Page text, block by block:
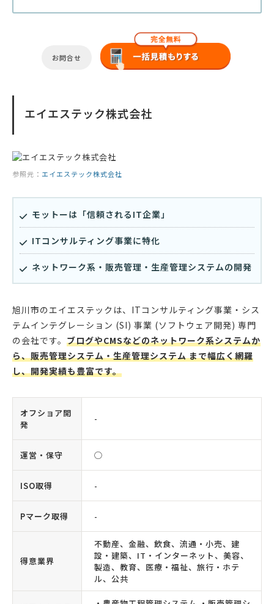
お問合せ
エイエステック株式会社
参照元： エイエステック株式会社
モットーは「信頼されるIT企業」
ITコンサルティング事業に特化
ネットワーク系・販売管理・生産管理システムの開発
旭川市のエイエステックは、ITコンサルティング事業・シス
テムインテグレーション (SI) 事業 (ソフトウェア開発) 専門
の会社です。 ブログやCMSなどのネットワーク系システムか
ら、販売管理システム・生産管理システム まで幅広く網羅
し、開発実績も豊富です。
オフショア開
発
-
運営・保守 ◯
ISO取得 -
Pマーク取得 -
得意業界
不動産、金融、飲食、流通・小売、建
設・建築、IT・インターネット、美容、
製造、教育、医療・福祉、旅行・ホテ
ル、公共